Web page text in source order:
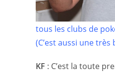
tous les clubs de
(C’est aussi une
KF : C’est la toute